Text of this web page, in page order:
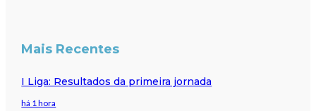
Mais Recentes
I Liga: Resultados da primeira jornada
há 1 hora